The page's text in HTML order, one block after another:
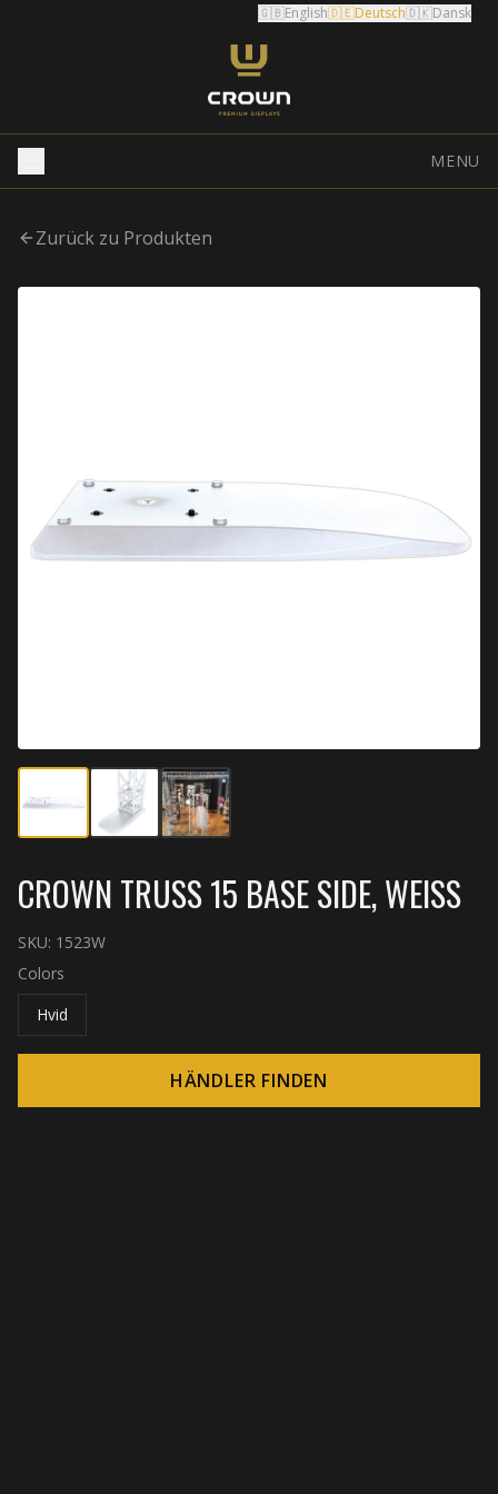
🇬🇧English🇩🇪Deutsch🇩🇰Dansk
MENU
Zurück zu Produkten
CROWN TRUSS 15 BASE SIDE, WEISS
SKU: 1523W
Colors
Hvid
HÄNDLER FINDEN